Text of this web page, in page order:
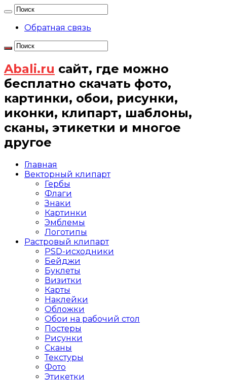
Обратная связь
Abali.ru сайт, где можно
бесплатно скачать фото,
картинки, обои, рисунки,
иконки, клипарт, шаблоны,
сканы, этикетки и многое
другое
Главная
Векторный клипарт
Гербы
Флаги
Знаки
Картинки
Эмблемы
Логотипы
Растровый клипарт
PSD-исходники
Бейджи
Буклеты
Визитки
Карты
Наклейки
Обложки
Обои на рабочий стол
Постеры
Рисунки
Сканы
Текстуры
Фото
Этикетки